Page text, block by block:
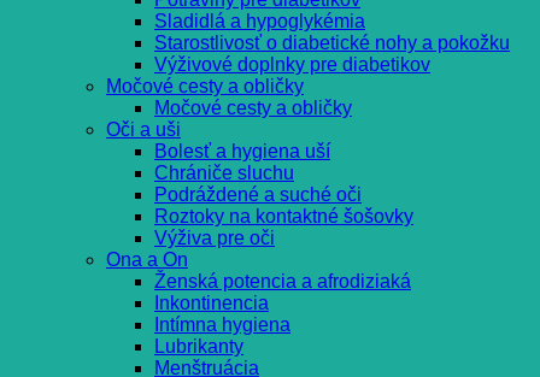
Sladidlá a hypoglykémia
Starostlivosť o diabetické nohy a pokožku
Výživové doplnky pre diabetikov
Močové cesty a obličky
Močové cesty a obličky
Oči a uši
Bolesť a hygiena uší
Chrániče sluchu
Podráždené a suché oči
Roztoky na kontaktné šošovky
Výživa pre oči
Ona a On
Ženská potencia a afrodiziaká
Inkontinencia
Intímna hygiena
Lubrikanty
Menštruácia